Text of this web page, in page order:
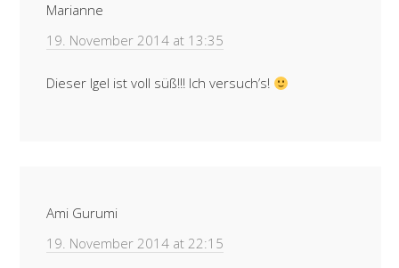
Marianne
19. November 2014 at 13:35
Dieser Igel ist voll süß!!! Ich versuch’s!
Ami Gurumi
19. November 2014 at 22:15